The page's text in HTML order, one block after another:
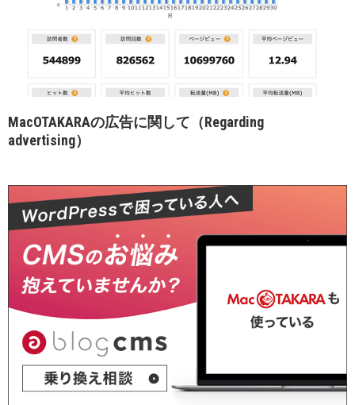
MacOTAKARAの広告に関して（Regarding
advertising）